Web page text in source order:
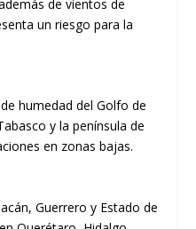
de vientos de
un riesgo para la
humedad del Golfo de
y la península de
en zonas bajas.
Guerrero y Estado de